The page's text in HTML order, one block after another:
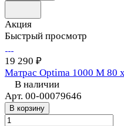
Акция
Быстрый просмотр
19 290 ₽
Матрас Optima 1000 M 80
В наличии
Арт. 00-00079646
В корзину